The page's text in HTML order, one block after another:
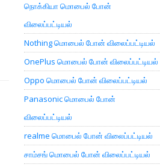
நொக்கியா மொபைல் போன்
விலைப்பட்டியல்
Nothing மொபைல் போன் விலைப்பட்டியல்
OnePlus மொபைல் போன் விலைப்பட்டியல்
Oppo மொபைல் போன் விலைப்பட்டியல்
Panasonic மொபைல் போன்
விலைப்பட்டியல்
realme மொபைல் போன் விலைப்பட்டியல்
சாம்சங் மொபைல் போன் விலைப்பட்டியல்